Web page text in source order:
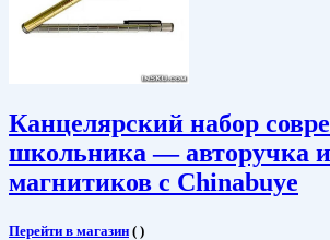
Канцелярский набор
школьника — авторучка
магнитиков с Chinabuye
Перейти в магазин ( )